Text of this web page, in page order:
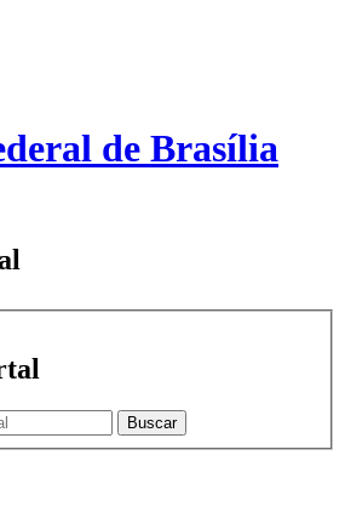
de Brasília
Buscar